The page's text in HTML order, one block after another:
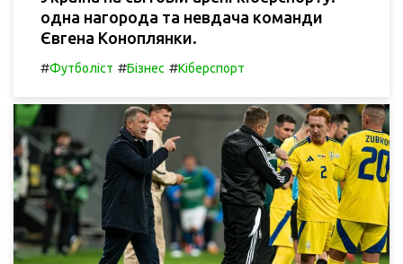
одна нагорода та невдача команди
Євгена Коноплянки.
#Футболіст #Бізнес #Кіберспорт